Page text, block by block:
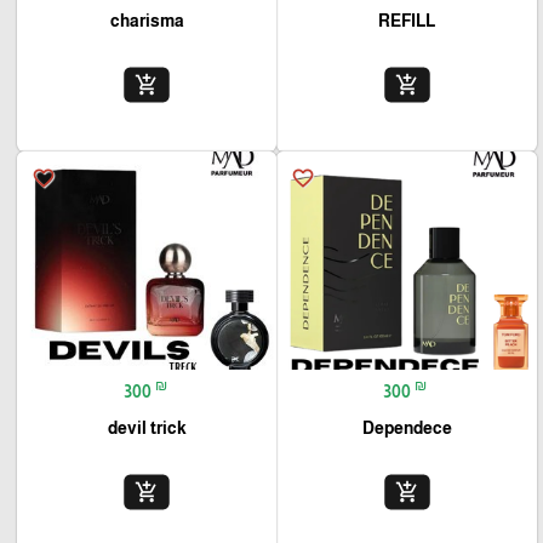
REFILL
add_shopping_cart
charisma
add_shopping_cart
favorite_border
300 ₪
Dependece
add_shopping_cart
favorite_border
300 ₪
devil trick
add_shopping_cart